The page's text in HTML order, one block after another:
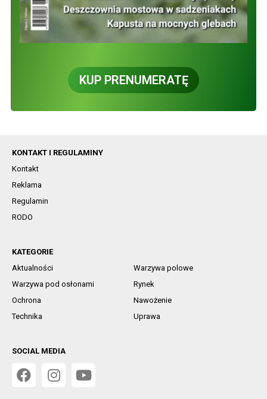
KUP PRENUMERATĘ
KONTAKT I REGULAMINY
Kontakt
Reklama
Regulamin
RODO
KATEGORIE
Aktualności
Warzywa polowe
Warzywa pod osłonami
Rynek
Ochrona
Nawożenie
Technika
Uprawa
SOCIAL MEDIA